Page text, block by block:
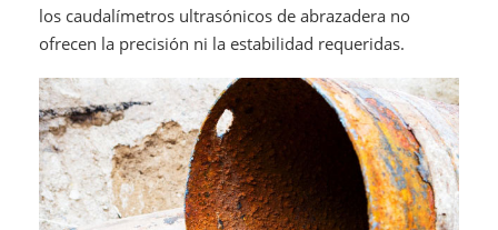
los caudalímetros ultrasónicos de abrazadera no
ofrecen la precisión ni la estabilidad requeridas.